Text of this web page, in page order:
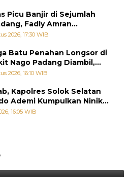
Picu Banjir di Sejumlah
Fadly Amran
OPD Siaga
2026, 17:30 WIB
Batu Penahan Longsor di
Nago Padang Diambil,
Bencana Terulang
2026, 16:10 WIB
Kapolres Solok Selatan
Ademi Kumpulkan Ninik
Kamtibmas dan Judi
16:05 WIB
tetapi Jepang Selalu
Kejutan